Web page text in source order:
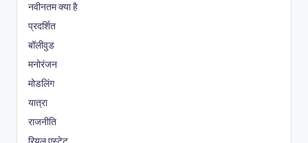
नवीनतम क्या है
प्रदर्शित
बॉलीवुड
मनोरंजन
मोडलिंग
यात्रा
राजनीति